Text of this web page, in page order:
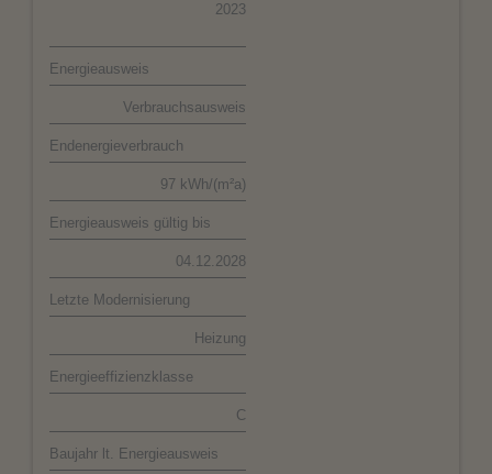
2023
Energieausweis
Verbrauchsausweis
Endenergieverbrauch
97 kWh/(m²a)
Energieausweis gültig bis
04.12.2028
Letzte Modernisierung
Heizung
Energieeffizienzklasse
C
Baujahr lt. Energieausweis